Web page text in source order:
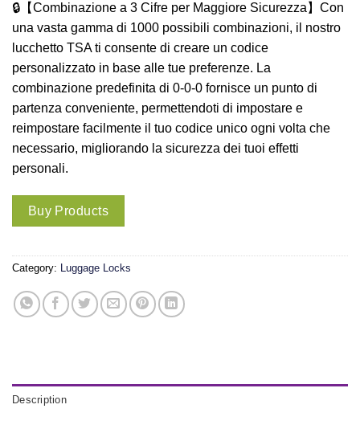
🔒【Combinazione a 3 Cifre per Maggiore Sicurezza】Con
una vasta gamma di 1000 possibili combinazioni, il nostro
lucchetto TSA ti consente di creare un codice
personalizzato in base alle tue preferenze. La
combinazione predefinita di 0-0-0 fornisce un punto di
partenza conveniente, permettendoti di impostare e
reimpostare facilmente il tuo codice unico ogni volta che
necessario, migliorando la sicurezza dei tuoi effetti
personali.
Buy Products
Category: Luggage Locks
Description